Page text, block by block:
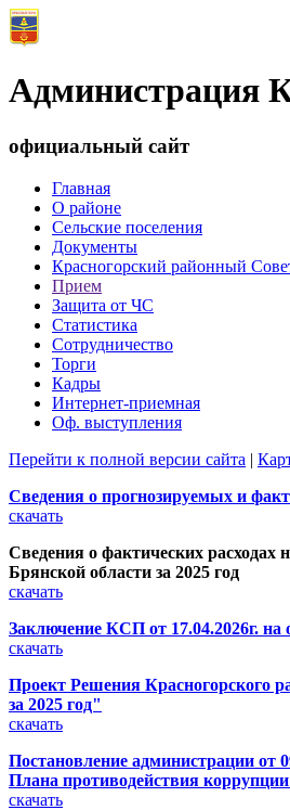
Администрация
официальный сайт
Главная
О районе
Сельские поселения
Документы
Красногорский районный
Прием
Защита от ЧС
Статистика
Сотрудничество
Торги
Кадры
Интернет-приемная
Оф. выступления
Перейти к полной версии сайта |
Сведения о прогнозируемых и
скачать
Сведения о фактических
Брянской области за 2025 год
скачать
Заключение КСП от 17.04.2026г. на
скачать
Проект Решения Красногорского
за 2025 год"
скачать
Постановление администрации от
Плана противодействия
скачать